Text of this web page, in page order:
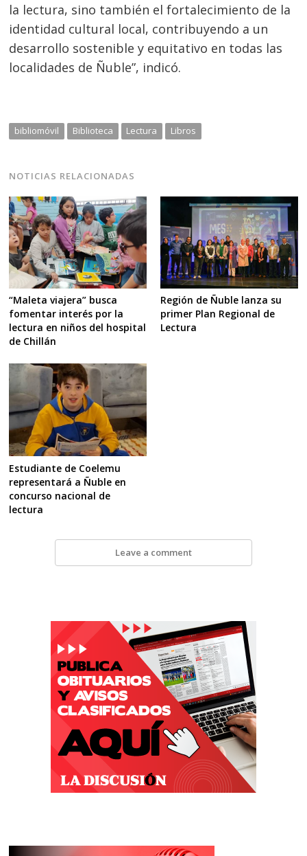
la lectura, sino también el fortalecimiento de la
identidad cultural local, contribuyendo a un
desarrollo sostenible y equitativo en todas las
localidades de Ñuble”, indicó.
bibliomóvil Biblioteca Lectura Libros
NOTICIAS RELACIONADAS
“Maleta viajera” busca
fomentar interés por la
lectura en niños del hospital
de Chillán
Región de Ñuble lanza su
primer Plan Regional de
Lectura
Estudiante de Coelemu
representará a Ñuble en
concurso nacional de
lectura
Leave a comment